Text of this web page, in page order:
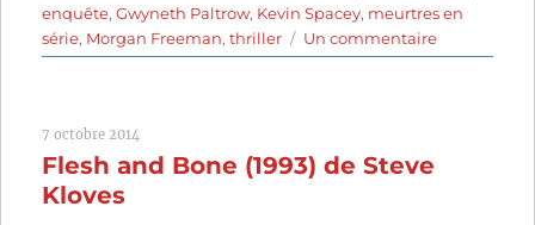
enquête,Gwyneth Paltrow, Kevin Spacey, meurtres en
série, Morgan Freeman,thriller Un commentairesur
Seven
7 octobre 2014
Flesh and Bone (1993) de Steve
Kloves